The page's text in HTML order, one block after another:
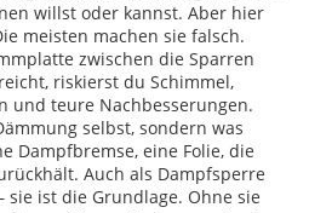
willst oder kannst. Aber hier
meisten machen sie falsch.
zwischen die Sparren
riskierst du Schimmel,
und teure Nachbesserungen.
selbst, sondern was
Dampfbremse, eine Folie, die
. Auch als Dampfsperre
sie ist die Grundlage. Ohne sie